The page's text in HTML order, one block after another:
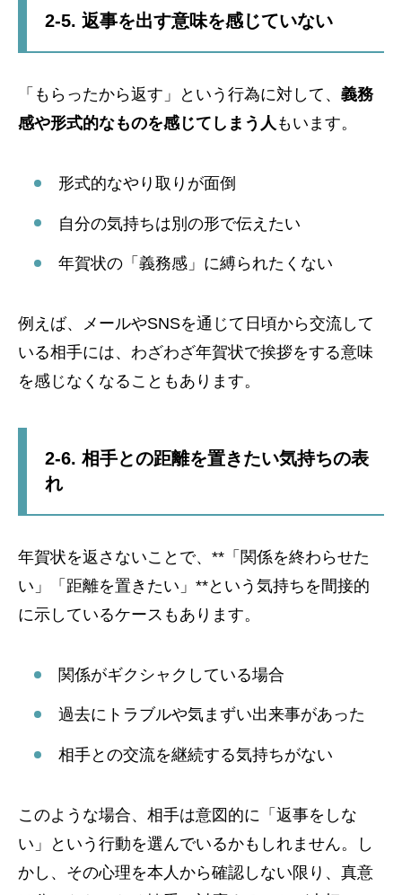
2-5. 返事を出す意味を感じていない
「もらったから返す」という行為に対して、 義務
感や形式的なものを感じてしまう人 もいます。
形式的なやり取りが面倒
自分の気持ちは別の形で伝えたい
年賀状の「義務感」に縛られたくない
例えば、メールやSNSを通じて日頃から交流して
いる相手には、わざわざ年賀状で挨拶をする意味
を感じなくなることもあります。
2-6. 相手との距離を置きたい気持ちの表
れ
年賀状を返さないことで、**「関係を終わらせた
い」「距離を置きたい」**という気持ちを間接的
に示しているケースもあります。
関係がギクシャクしている場合
過去にトラブルや気まずい出来事があった
相手との交流を継続する気持ちがない
このような場合、相手は意図的に「返事をしな
い」という行動を選んでいるかもしれません。し
かし、その心理を本人から確認しない限り、真意